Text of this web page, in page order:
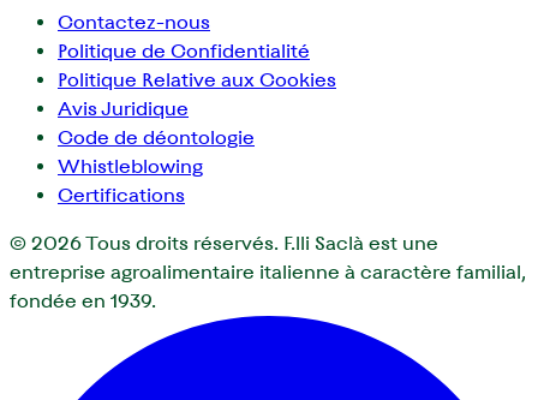
Contactez-nous
Politique de Confidentialité
Politique Relative aux Cookies
Avis Juridique
Code de déontologie
Whistleblowing
Certifications
© 2026Tous droits réservés. F.lli Saclà est une
entreprise agroalimentaire italienne à caractère familial,
fondée en 1939.